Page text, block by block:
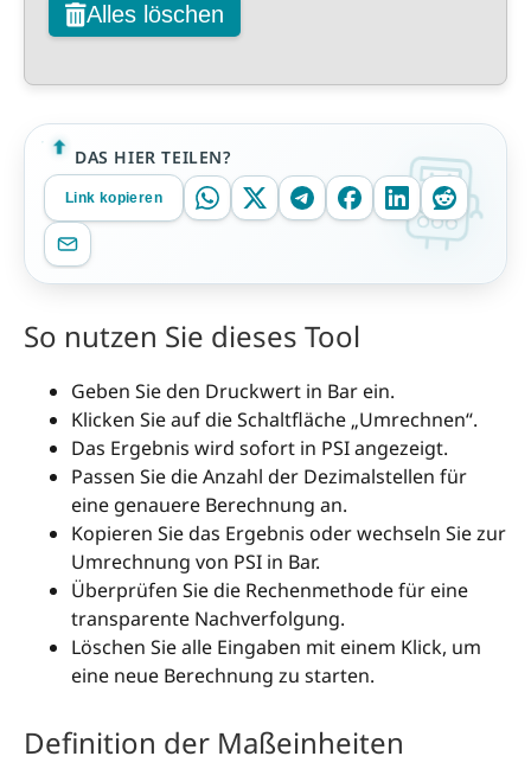
Alles löschen
DAS HIER TEILEN?
Link kopieren
So nutzen Sie dieses Tool
Geben Sie den Druckwert in Bar ein.
Klicken Sie auf die Schaltfläche „Umrechnen“.
Das Ergebnis wird sofort in PSI angezeigt.
Passen Sie die Anzahl der Dezimalstellen für
eine genauere Berechnung an.
Kopieren Sie das Ergebnis oder wechseln Sie zur
Umrechnung von PSI in Bar.
Überprüfen Sie die Rechenmethode für eine
transparente Nachverfolgung.
Löschen Sie alle Eingaben mit einem Klick, um
eine neue Berechnung zu starten.
Definition der Maßeinheiten